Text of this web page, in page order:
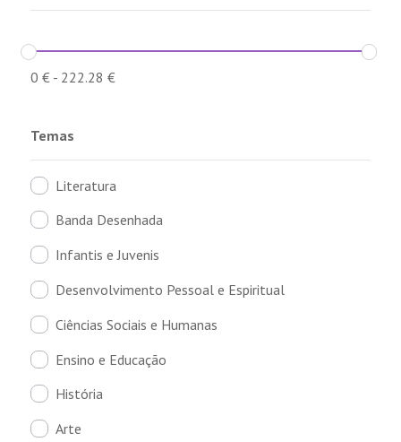
0 €- 222.28 €
Temas
Literatura
Banda Desenhada
Infantis e Juvenis
Desenvolvimento Pessoal e Espiritual
Ciências Sociais e Humanas
Ensino e Educação
História
Arte